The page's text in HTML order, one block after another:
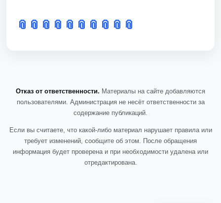
📎 📎 📎 📎 📎 📎 📎 📎 📎 📎
Отказ от ответственности. Материалы на сайте добавляются
пользователями. Администрация не несёт ответственности за
содержание публикаций.
Если вы считаете, что какой-либо материал нарушает правила или
требует изменений, сообщите об этом. После обращения
информация будет проверена и при необходимости удалена или
отредактирована.